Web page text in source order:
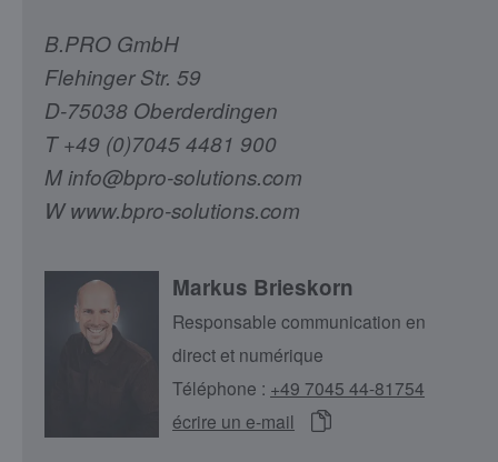
B.PRO GmbH
Flehinger Str. 59
D-75038 Oberderdingen
T +49 (0)7045 4481 900
M info@bpro-solutions.com
W www.bpro-solutions.com
Markus Brieskorn
Responsable communication en
direct et numérique
Téléphone : +49 7045 44-81754
écrire un e-mail